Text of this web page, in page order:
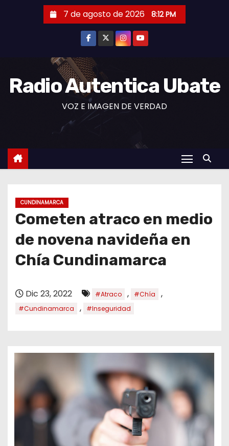
7 de agosto de 2026 8:12 PM
Radio Autentica Ubate
VOZ E IMAGEN DE VERDAD
CUNDINAMARCA
Cometen atraco en medio
de novena navideña en
Chía Cundinamarca
Dic 23, 2022 #Atraco , #Chía ,
#Cundinamarca , #Inseguridad